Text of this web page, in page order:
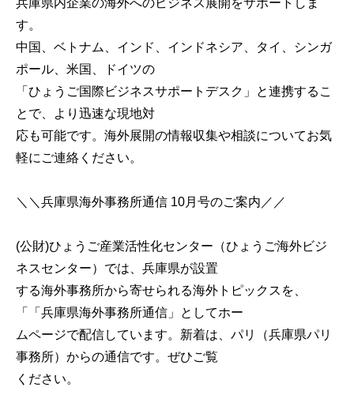
兵庫県内企業の海外へのビジネス展開をサポートしま
す。
中国、ベトナム、インド、インドネシア、タイ、シンガ
ポール、米国、ドイツの
「ひょうご国際ビジネスサポートデスク」と連携するこ
とで、より迅速な現地対
応も可能です。海外展開の情報収集や相談についてお気
軽にご連絡ください。
＼＼兵庫県海外事務所通信 10月号のご案内／／
(公財)ひょうご産業活性化センター（ひょうご海外ビジ
ネスセンター）では、兵庫県が設置
する海外事務所から寄せられる海外トピックスを、
「「兵庫県海外事務所通信」としてホー
ムページで配信しています。新着は、パリ（兵庫県パリ
事務所）からの通信です。ぜひご覧
ください。